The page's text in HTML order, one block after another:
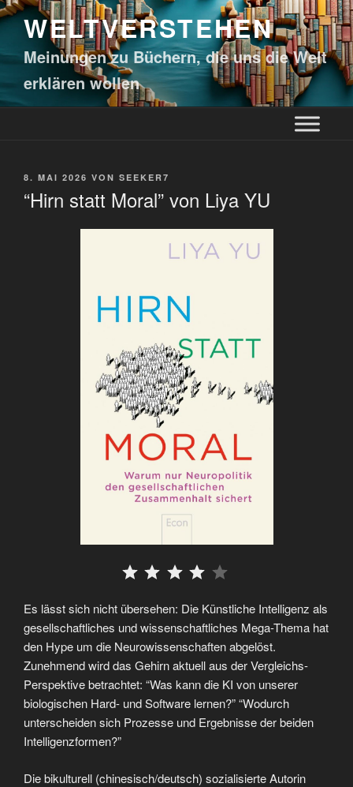
WELTVERSTEHEN
Meinungen zu Büchern, die uns die Welt
erklären wollen
8. MAI 2026 VON SEEKER7
“Hirn statt Moral” von Liya YU
Es lässt sich nicht übersehen: Die Künstliche Intelligenz als
gesellschaftliches und wissenschaftliches Mega-Thema hat
den Hype um die Neurowissenschaften abgelöst.
Zunehmend wird das Gehirn aktuell aus der Vergleichs-
Perspektive betrachtet: “Was kann die KI von unserer
biologischen Hard- und Software lernen?” “Wodurch
unterscheiden sich Prozesse und Ergebnisse der beiden
Intelligenzformen?”
Die bikulturell (chinesisch/deutsch) sozialisierte Autorin